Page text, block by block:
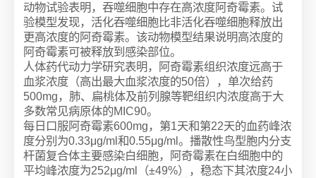
动物试验表明，吞噬细胞中存在高浓度阿奇霉素。试
验模型发现，活化吞噬细胞比非活化吞噬细胞释放出
更高浓度的阿奇霉素。该动物模型结果说明高浓度的
阿奇霉素可被释放到感染部位。
人体药代动力学研究表明，阿奇霉素组织浓度远高于
血浆浓度（高出最大血浆浓度的50倍），单次给药
500mg，肺、扁桃体及前列腺等靶组织内浓度高于大
多数常见病原体的MIC90。
每日口服阿奇霉素600mg，第1天和第22天的血药峰浓
度分别为0.33μg/ml和0.55μg/ml。播散性鸟型胞内分支
杆菌复合体主要感染白细胞，阿奇霉素在白细胞中的
平均峰浓度为252μg/ml（±49%），稳态下其浓度24小